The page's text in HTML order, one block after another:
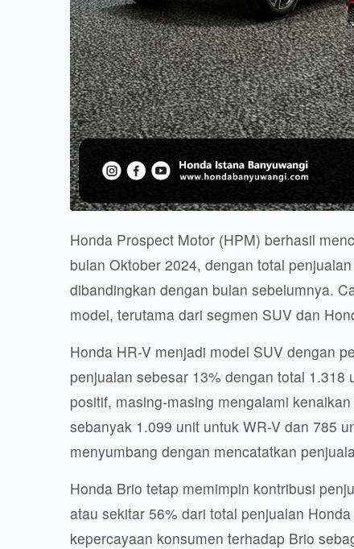
Honda Prospect Motor (HPM) berhasil
bulan Oktober 2024, dengan total
dibandingkan dengan bulan sebelumnya.
model, terutama dari segmen SUV dan
Honda HR-V menjadi model SUV dengan
penjualan sebesar 13% dengan total
positif, masing-masing mengalami
sebanyak 1.099 unit untuk WR-V dan 785
menyumbang dengan mencatatkan
Honda Brio tetap memimpin kontribusi
atau sekitar 56% dari total penjualan
kepercayaan konsumen terhadap Brio